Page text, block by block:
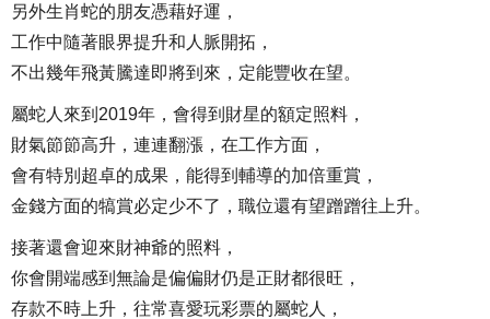
另外生肖蛇的朋友憑藉好運，
工作中隨著眼界提升和人脈開拓，
不出幾年飛黃騰達即將到來，定能豐收在望。
屬蛇人來到2019年，會得到財星的額定照料，
財氣節節高升，連連翻漲，在工作方面，
會有特別超卓的成果，能得到輔導的加倍重賞，
金錢方面的犒賞必定少不了，職位還有望蹭蹭往上升。
接著還會迎來財神爺的照料，
你會開端感到無論是偏偏財仍是正財都很旺，
存款不時上升，往常喜愛玩彩票的屬蛇人，